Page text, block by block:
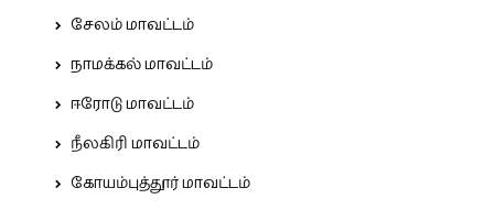
சேலம் மாவட்டம்
நாமக்கல் மாவட்டம்
ஈரோடு மாவட்டம்
நீலகிரி மாவட்டம்
கோயம்புத்தூர் மாவட்டம்